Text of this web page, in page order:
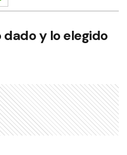
dado y lo elegido